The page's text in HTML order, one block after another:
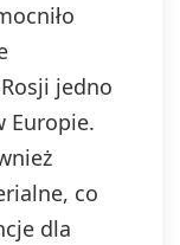
jedno
Europie.
co
dla